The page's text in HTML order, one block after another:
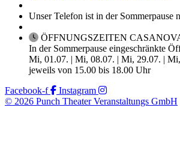
Unser Telefon ist in der Sommerpause
ÖFFNUNGSZEITEN
In der Sommerpause eingeschränkte
Mi, 01.07. | Mi, 08.07. | Mi, 29.07. |
jeweils von 15.00 bis 18.00 Uhr
Facebook-f
Instagram
© 2026 Punch Theater Veranstaltungs GmbH